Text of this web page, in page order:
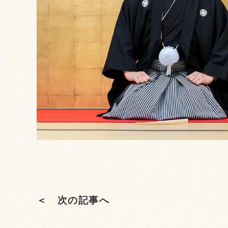
＜ 次の記事へ